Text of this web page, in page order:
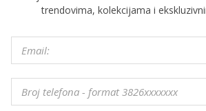
trendovima, kolekcijama i